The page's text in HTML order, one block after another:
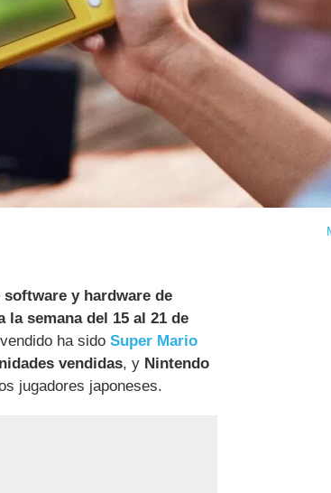
y hardware de
semana del 15 al 21 de
ha sido Super Mario
vendidas, y Nintendo
jugadores japoneses.